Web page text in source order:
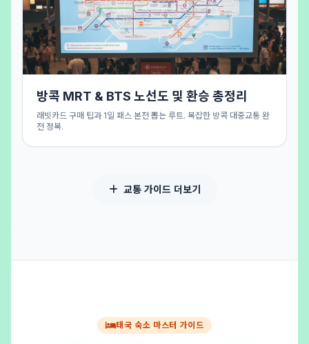
방콕 MRT & BTS 노선도 및 환승 총정리
래빗카드 구매 팁과 1일 패스 본전 뽑는 루트. 복잡한 방콕 대중교통 완
전 정복.
교통 가이드 더보기
태국 숙소 마스터 가이드